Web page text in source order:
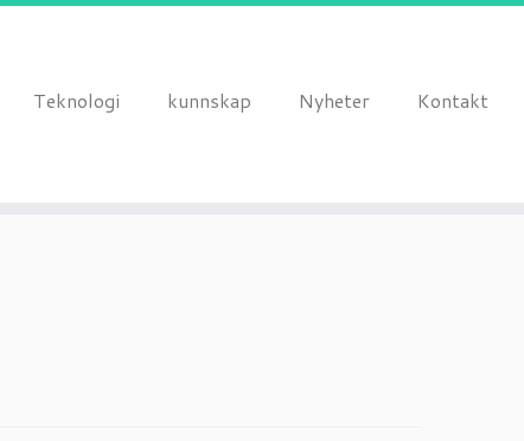
Teknologi kunnskap Nyheter Kontakt